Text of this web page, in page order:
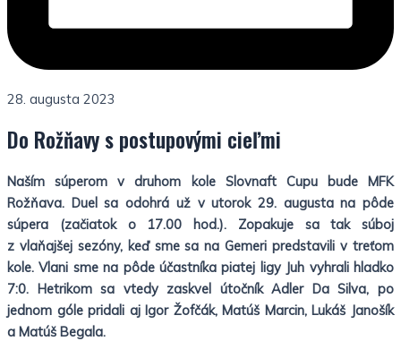
28. augusta 2023
Do Rožňavy s postupovými cieľmi
Naším súperom v druhom kole Slovnaft Cupu bude MFK
Rožňava. Duel sa odohrá už v utorok 29. augusta na pôde
súpera (začiatok o 17.00 hod.). Zopakuje sa tak súboj
z vlaňajšej sezóny, keď sme sa na Gemeri predstavili v treťom
kole. Vlani sme na pôde účastníka piatej ligy Juh vyhrali hladko
7:0. Hetrikom sa vtedy zaskvel útočník Adler Da Silva, po
jednom góle pridali aj Igor Žofčák, Matúš Marcin, Lukáš Janošík
a Matúš Begala.